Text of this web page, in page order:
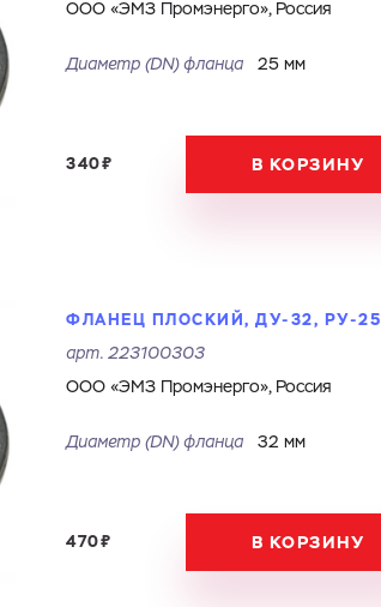
ООО «ЭМЗ Промэнерго», Россия
Диаметр (DN) фланца 25 мм
340₽ В КОРЗИНУ
ФЛАНЕЦ ПЛОСКИЙ, ДУ-32, РУ-25
арт. 223100303
ООО «ЭМЗ Промэнерго», Россия
Диаметр (DN) фланца 32 мм
470₽ В КОРЗИНУ